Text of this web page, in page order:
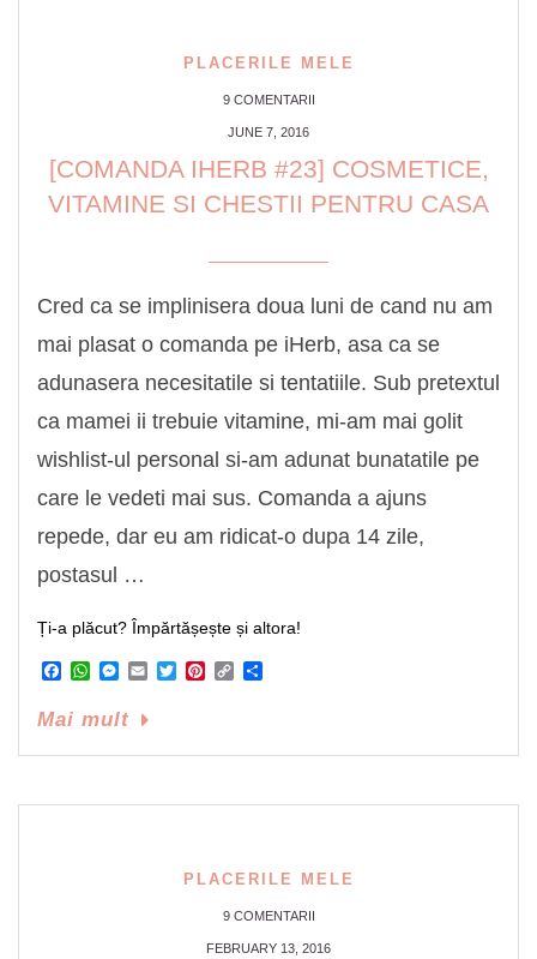
PLACERILE MELE
9 COMENTARII
JUNE 7, 2016
[COMANDA IHERB #23] COSMETICE,
VITAMINE SI CHESTII PENTRU CASA
Cred ca se implinisera doua luni de cand nu am
mai plasat o comanda pe iHerb, asa ca se
adunasera necesitatile si tentatiile. Sub pretextul
ca mamei ii trebuie vitamine, mi-am mai golit
wishlist-ul personal si-am adunat bunatatile pe
care le vedeti mai sus. Comanda a ajuns
repede, dar eu am ridicat-o dupa 14 zile,
postasul …
Ți-a plăcut? Împărtășește și altora!
Facebook
WhatsApp
Messenger
EmailTwitterPinterest
Copy
Mai mult
PLACERILE MELE
9 COMENTARII
FEBRUARY 13, 2016